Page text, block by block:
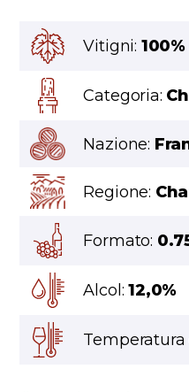
Vitigni:
Categoria:
Nazione:
Regione:
Formato:
Alcol:12,0%
Temperatura